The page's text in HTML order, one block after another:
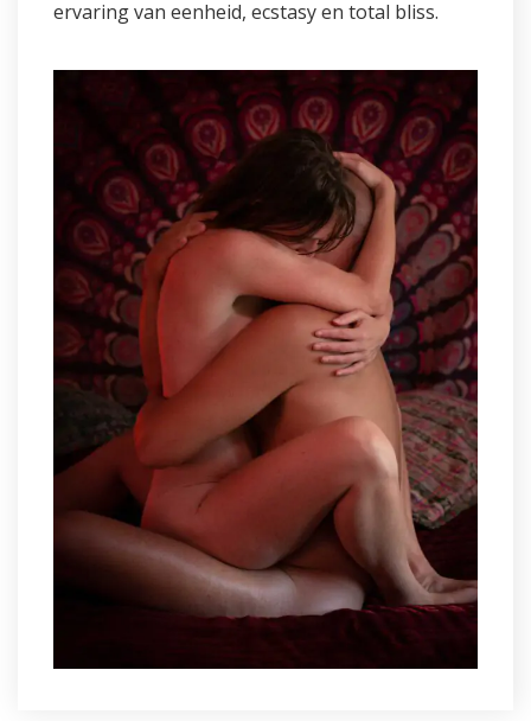
ervaring van eenheid, ecstasy en total bliss.